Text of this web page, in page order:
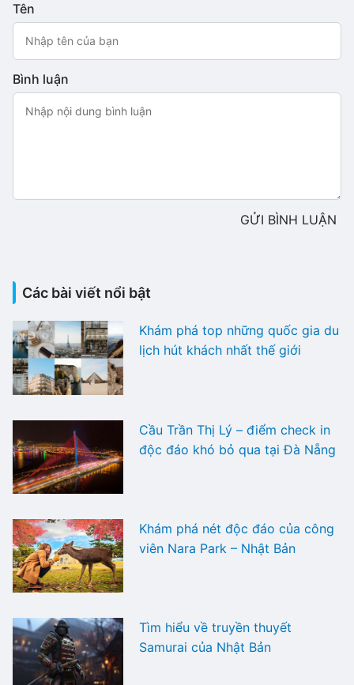
Tên
Bình luận
GỬI BÌNH LUẬN
Các bài viết nổi bật
Khám phá top những quốc gia du
lịch hút khách nhất thế giới
Cầu Trần Thị Lý – điểm check in
độc đáo khó bỏ qua tại Đà Nẵng
Khám phá nét độc đáo của công
viên Nara Park – Nhật Bản
Tìm hiểu về truyền thuyết
Samurai của Nhật Bản